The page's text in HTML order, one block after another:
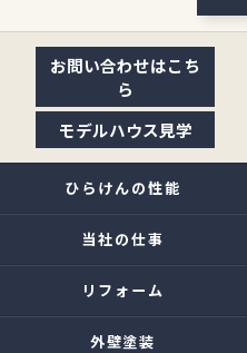
お問い合わせはこち
ら
モデルハウス見学
ひらけんの性能
当社の仕事
リフォーム
外壁塗装